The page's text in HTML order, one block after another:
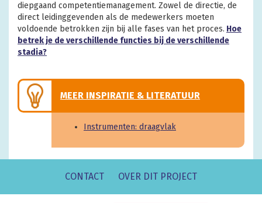
diepgaand competentiemanagement. Zowel de directie, de
direct leidinggevenden als de medewerkers moeten
voldoende betrokken zijn bij alle fases van het proces. Hoe
betrek je de verschillende functies bij de verschillende
stadia?
MEER INSPIRATIE & LITERATUUR
Instrumenten: draagvlak
CONTACT OVER DIT PROJECT